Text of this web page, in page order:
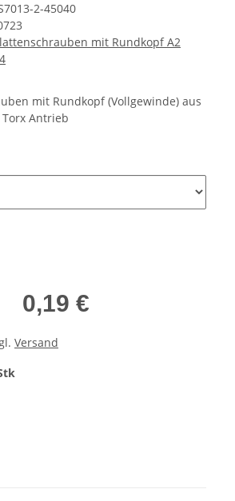
2-45040
mit Rundkopf A2
mit Rundkopf (Vollgewinde) aus
Antrieb
0,19 €
Versand